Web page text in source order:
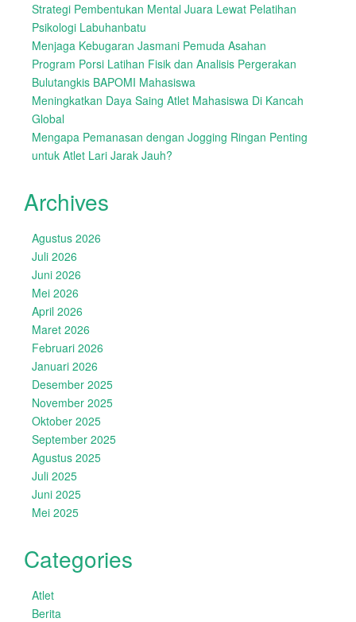
Strategi Pembentukan Mental Juara Lewat Pelatihan
Psikologi Labuhanbatu
Menjaga Kebugaran Jasmani Pemuda Asahan
Program Porsi Latihan Fisik dan Analisis Pergerakan
Bulutangkis BAPOMI Mahasiswa
Meningkatkan Daya Saing Atlet Mahasiswa Di Kancah
Global
Mengapa Pemanasan dengan Jogging Ringan Penting
untuk Atlet Lari Jarak Jauh?
Archives
Agustus 2026
Juli 2026
Juni 2026
Mei 2026
April 2026
Maret 2026
Februari 2026
Januari 2026
Desember 2025
November 2025
Oktober 2025
September 2025
Agustus 2025
Juli 2025
Juni 2025
Mei 2025
Categories
Atlet
Berita